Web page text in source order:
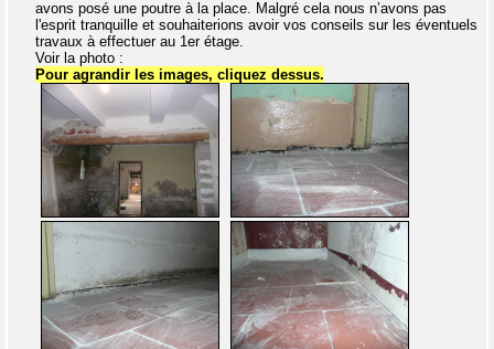
avons posé une poutre à la place. Malgré cela nous n’avons pas
l'esprit tranquille et souhaiterions avoir vos conseils sur les éventuels
travaux à effectuer au 1er étage.
Voir la photo :
Pour agrandir les images, cliquez dessus.